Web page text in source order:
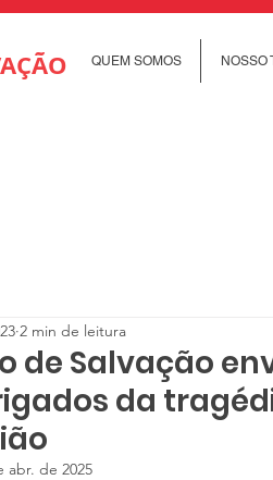
QUEM SOMOS NOSSO
de Salvação
da
2 min de leitura
abr. de 2025